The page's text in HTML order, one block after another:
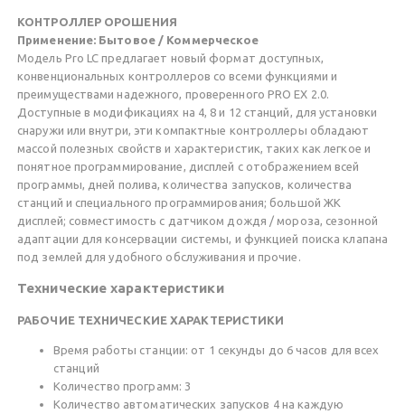
КОНТРОЛЛЕР ОРОШЕНИЯ
Применение: Бытовое / Коммерческое
Модель Pro LC предлагает новый формат доступных,
конвенциональных контроллеров со всеми функциями и
преимуществами надежного, проверенного PRO EX 2.0.
Доступные в модификациях на 4, 8 и 12 станций, для установки
снаружи или внутри, эти компактные контроллеры обладают
массой полезных свойств и характеристик, таких как легкое и
понятное программирование, дисплей с отображением всей
программы, дней полива, количества запусков, количества
станций и специального программирования; большой ЖК
дисплей; совместимость с датчиком дождя / мороза, сезонной
адаптации для консервации системы, и функцией поиска клапана
под землей для удобного обслуживания и прочие.
Технические характеристики
РАБОЧИЕ ТЕХНИЧЕСКИЕ ХАРАКТЕРИСТИКИ
Время работы станции: от 1 секунды до 6 часов для всех
станций
Количество программ: 3
Количество автоматических запусков 4 на каждую